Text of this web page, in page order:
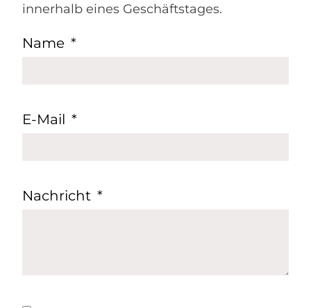
innerhalb eines Geschäftstages.
Name
E-Mail
Nachricht